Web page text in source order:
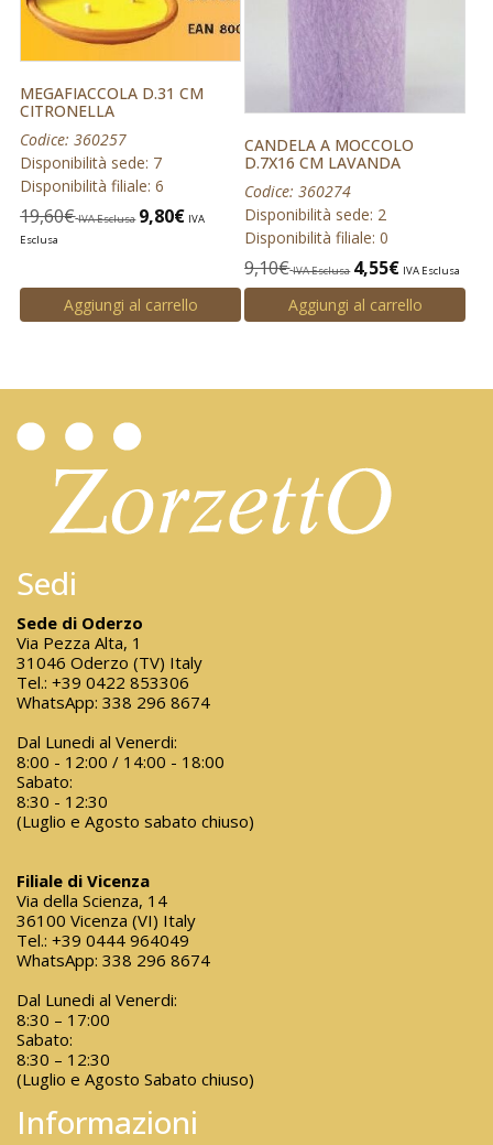
MEGAFIACCOLA D.31 CM
CITRONELLA
Codice: 360257
Disponibilità sede: 7
Disponibilità filiale: 6
19,60€ IVA Esclusa 9,80€ IVA
Esclusa
Aggiungi al carrello
CANDELA A MOCCOLO
D.7X16 CM LAVANDA
Codice: 360274
Disponibilità sede: 2
Disponibilità filiale: 0
9,10€ IVA Esclusa 4,55€ IVA Esclusa
Aggiungi al carrello
Sedi
Sede di Oderzo
Via Pezza Alta, 1
31046 Oderzo (TV) Italy
Tel.: +39 0422 853306
WhatsApp: 338 296 8674
Dal Lunedi al Venerdi:
8:00 - 12:00 / 14:00 - 18:00
Sabato:
8:30 - 12:30
(Luglio e Agosto sabato chiuso)
Filiale di Vicenza
Via della Scienza, 14
36100 Vicenza (VI) Italy
Tel.: +39 0444 964049
WhatsApp: 338 296 8674
Dal Lunedi al Venerdi:
8:30 – 17:00
Sabato:
8:30 – 12:30
(Luglio e Agosto Sabato chiuso)
Informazioni